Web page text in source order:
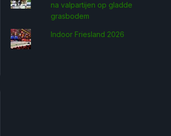
na valpartijen op gladde
grasbodem
Indoor Friesland 2026